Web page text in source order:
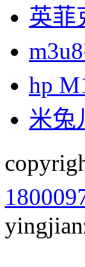
英菲
hp
米兔